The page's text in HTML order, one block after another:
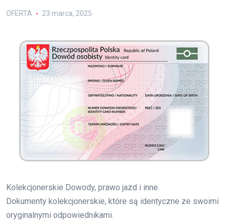
OFERTA 23 marca, 2025
Kolekcjonerskie Dowody, prawo jazd i inne.
Dokumenty kolekcjonerskie, które są identyczne ze swoimi
oryginalnymi odpowiednikami.